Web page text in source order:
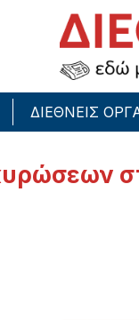
ΔΙΕΘΝΕΙΣ